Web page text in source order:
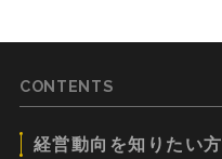
CONTENTS
経営動向を知りたい方